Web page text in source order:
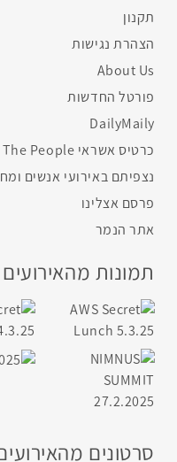
תקנון
הצהרת נגישות
About Us
פורטל החדשות
DailyMaily
כרטיס אשראי AMEX - The People
נצפיתם באירועי אנשים
פרסם אצלינו
אתר הנמר
תמונות
סרטונים